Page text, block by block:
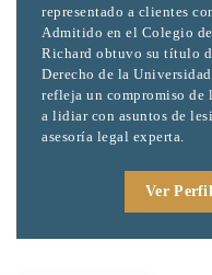
representado a clientes
Admitido en el Colegio
Richard obtuvo su título
Derecho de la
refleja un compromiso de
a lidiar con asuntos de
asesoría legal experta.
Ver Perfil